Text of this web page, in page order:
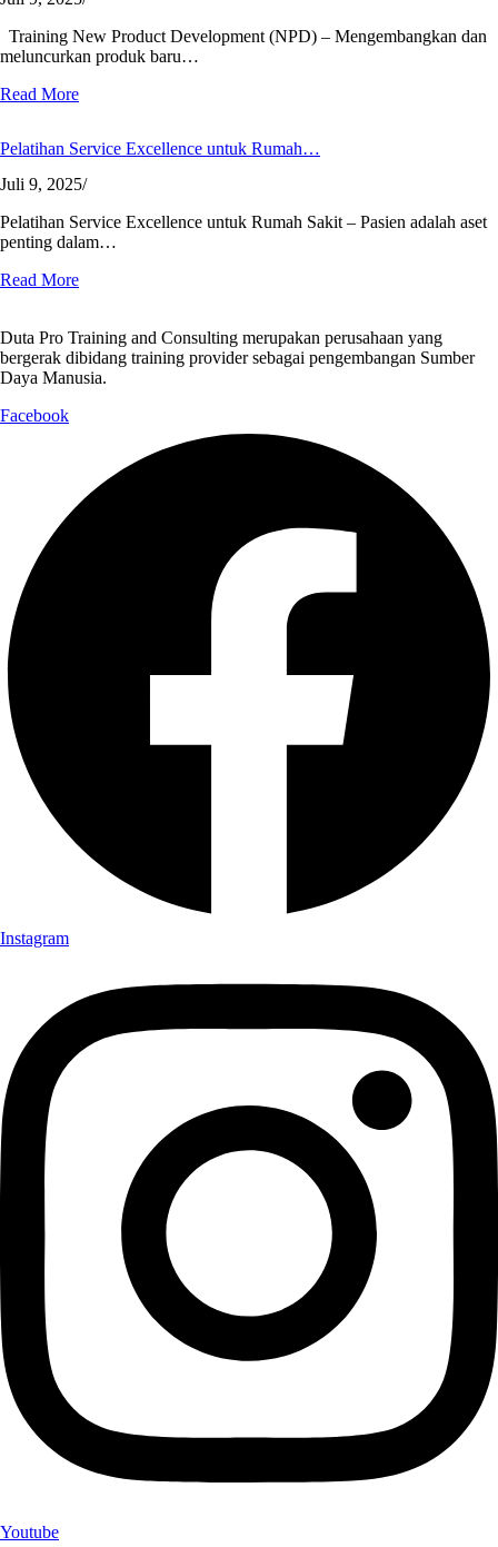
Training New Product Development (NPD) – Mengembangkan dan
meluncurkan produk baru…
Read More
Pelatihan Service Excellence untuk Rumah…
Juli 9, 2025/
Pelatihan Service Excellence untuk Rumah Sakit – Pasien adalah aset
penting dalam…
Read More
Duta Pro Training and Consulting merupakan perusahaan yang
bergerak dibidang training provider sebagai pengembangan Sumber
Daya Manusia.
Facebook
Instagram
Youtube